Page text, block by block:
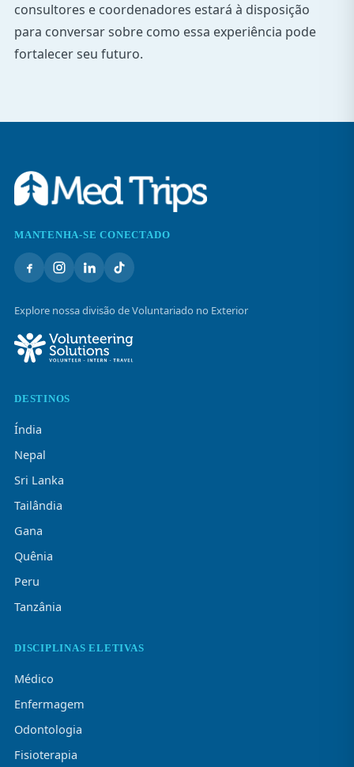
consultores e coordenadores estará à disposição
para conversar sobre como essa experiência pode
fortalecer seu futuro.
MANTENHA-SE CONECTADO
Explore nossa divisão de Voluntariado no Exterior
DESTINOS
Índia
Nepal
Sri Lanka
Tailândia
Gana
Quênia
Peru
Tanzânia
DISCIPLINAS ELETIVAS
Médico
Enfermagem
Odontologia
Fisioterapia